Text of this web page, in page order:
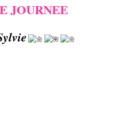
JOURNEE